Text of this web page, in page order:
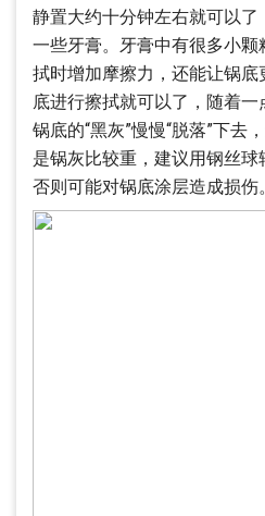
静置大约十分钟左右就可以
一些牙膏。牙膏中有很多小
拭时增加摩擦力，还能让锅
底进行擦拭就可以了，随着
锅底的“黑灰”慢慢“脱落”下去
是锅灰比较重，建议用钢丝球
否则可能对锅底涂层造成损伤。